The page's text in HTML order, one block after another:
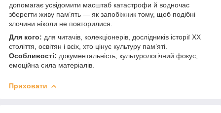
допомагає усвідомити масштаб катастрофи й водночас
зберегти живу пам’ять — як запобіжник тому, щоб подібні
злочини ніколи не повторилися.
Для кого: для читачів, колекціонерів, дослідників історії ХХ
століття, освітян і всіх, хто цінує культуру пам’яті.
Особливості: документальність, культурологічний фокус,
емоційна сила матеріалів.
Приховати